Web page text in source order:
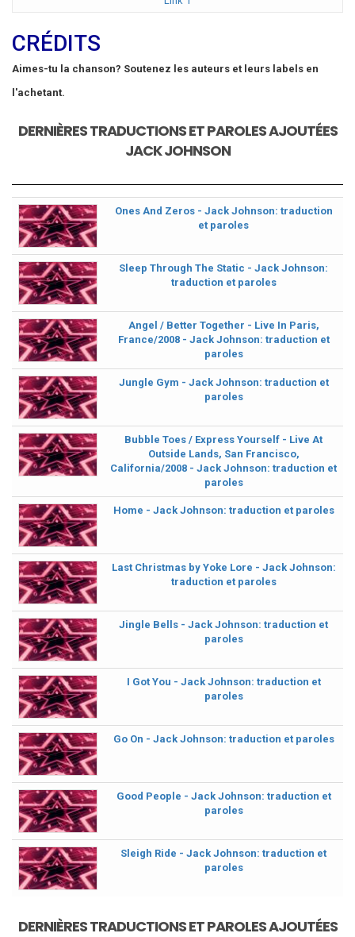
CRÉDITS
Aimes-tu la chanson? Soutenez les auteurs et leurs labels en
l'achetant.
DERNIÈRES TRADUCTIONS ET PAROLES AJOUTÉES
JACK JOHNSON
Ones And Zeros - Jack Johnson: traduction
et paroles
Sleep Through The Static - Jack Johnson:
traduction et paroles
Angel / Better Together - Live In Paris,
France/2008 - Jack Johnson: traduction et
paroles
Jungle Gym - Jack Johnson: traduction et
paroles
Bubble Toes / Express Yourself - Live At
Outside Lands, San Francisco,
California/2008 - Jack Johnson: traduction et
paroles
Home - Jack Johnson: traduction et paroles
Last Christmas by Yoke Lore - Jack Johnson:
traduction et paroles
Jingle Bells - Jack Johnson: traduction et
paroles
I Got You - Jack Johnson: traduction et
paroles
Go On - Jack Johnson: traduction et paroles
Good People - Jack Johnson: traduction et
paroles
Sleigh Ride - Jack Johnson: traduction et
paroles
DERNIÈRES TRADUCTIONS ET PAROLES AJOUTÉES